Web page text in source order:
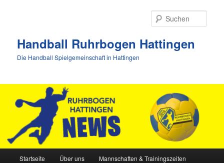
Handball Ruhrbogen Hattingen
Die Handball Spielgemeinschaft in Hattingen
Startseite Über uns Mannschaften & Trainingszeiten